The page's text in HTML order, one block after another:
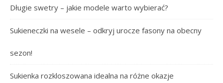
Długie swetry – jakie modele warto wybierać?
Sukieneczki na wesele – odkryj urocze fasony na obecny
sezon!
Sukienka rozkloszowana idealna na różne okazje